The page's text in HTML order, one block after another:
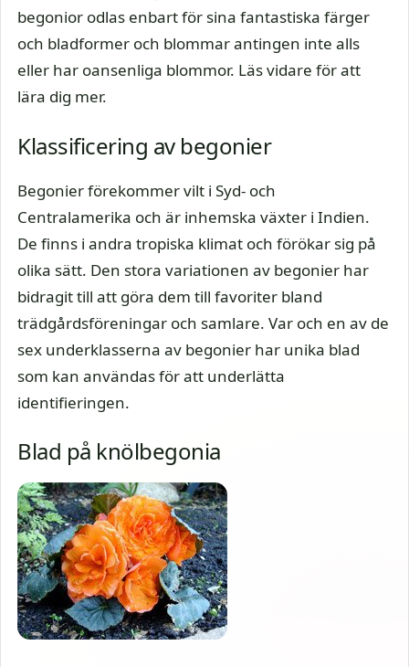
begonior odlas enbart för sina fantastiska färger
och bladformer och blommar antingen inte alls
eller har oansenliga blommor. Läs vidare för att
lära dig mer.
Klassificering av begonier
Begonier förekommer vilt i Syd- och
Centralamerika och är inhemska växter i Indien.
De finns i andra tropiska klimat och förökar sig på
olika sätt. Den stora variationen av begonier har
bidragit till att göra dem till favoriter bland
trädgårdsföreningar och samlare. Var och en av de
sex underklasserna av begonier har unika blad
som kan användas för att underlätta
identifieringen.
Blad på knölbegonia